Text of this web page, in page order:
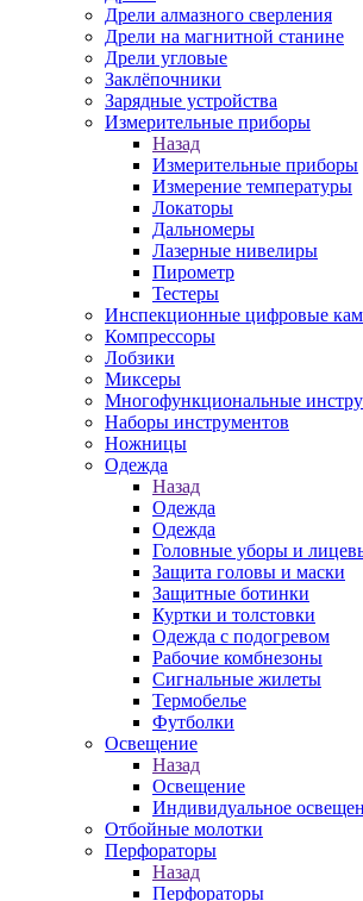
Дрели алмазного сверления
Дрели на магнитной станине
Дрели угловые
Заклёпочники
Зарядные устройства
Измерительные приборы
Назад
Измерительные приборы
Измерение температуры
Локаторы
Дальномеры
Лазерные нивелиры
Пирометр
Тестеры
Инспекционные цифровые
Компрессоры
Лобзики
Миксеры
Многофункциональные
Наборы инструментов
Ножницы
Одежда
Назад
Одежда
Одежда
Головные уборы и
Защита головы и маски
Защитные ботинки
Куртки и толстовки
Одежда с подогревом
Рабочие комбнезоны
Сигнальные жилеты
Термобелье
Футболки
Освещение
Назад
Освещение
Индивидуальное
Отбойные молотки
Перфораторы
Назад
Перфораторы